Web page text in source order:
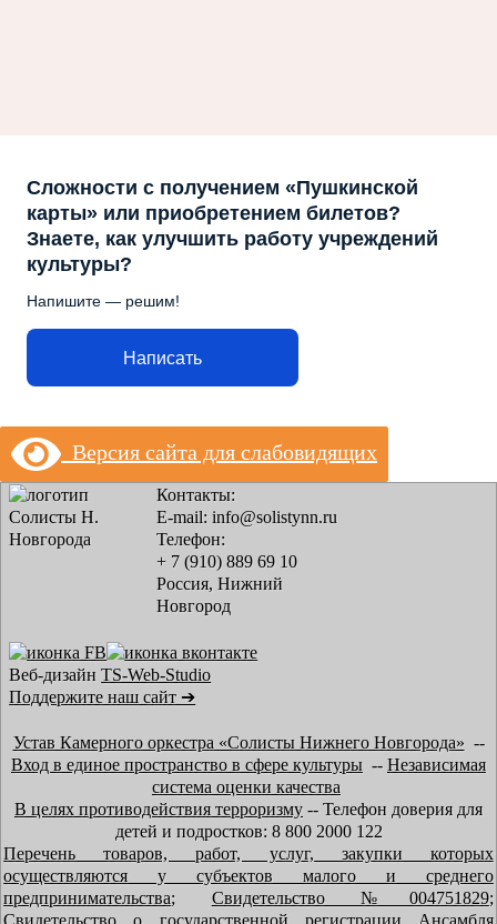
Сложности с получением «Пушкинской
карты» или приобретением билетов?
Знаете, как улучшить работу учреждений
культуры?
Напишите — решим!
Написать
Версия сайта для слабовидящих
Контакты:
E-mail: info@solistynn.ru
Телефон:
+ 7 (910) 889 69 10
Россия, Нижний
Новгород
Веб-дизайнTS-Web-Studio
Поддержите наш сайт ➔
Устав Камерного оркестра «Солисты Нижнего Новгорода» --
Вход в единое пространство в сфере культуры -- Независимая
система оценки качества
В целях противодействия терроризму -- Телефон доверия для
детей и подростков: 8 800 2000 122
Перечень товаров, работ, услуг, закупки которых
осуществляются у субъектов малого и среднего
предпринимательства; Свидетельство №004751829;